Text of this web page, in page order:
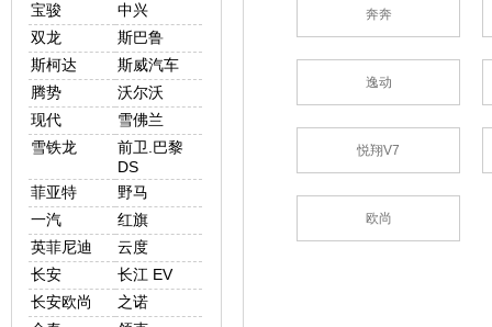
宝骏
中兴
双龙
斯巴鲁
斯柯达
斯威汽车
腾势
沃尔沃
现代
雪佛兰
雪铁龙
前卫.巴黎
DS
菲亚特
野马
一汽
红旗
英菲尼迪
云度
长安
长江 EV
长安欧尚
之诺
奔奔
逸动
悦翔V7
欧尚